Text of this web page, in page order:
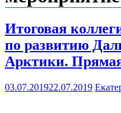
Итоговая
по развитию
Арктики.
03.07.201922.07.2019